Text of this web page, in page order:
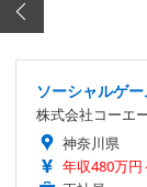
ソーシャルゲ
株式会社コーエ
神奈川県
年収480万円